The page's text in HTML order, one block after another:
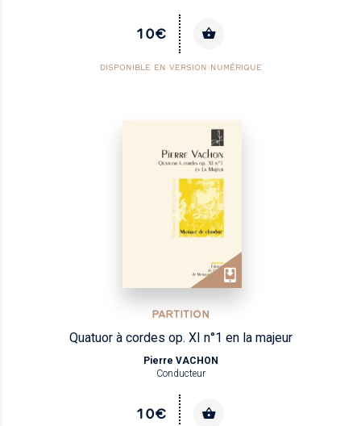
10€
DISPONIBLE EN VERSION NUMÉRIQUE
PARTITION
Quatuor à cordes op. XI n°1 en la majeur
Pierre VACHON
Conducteur
10€